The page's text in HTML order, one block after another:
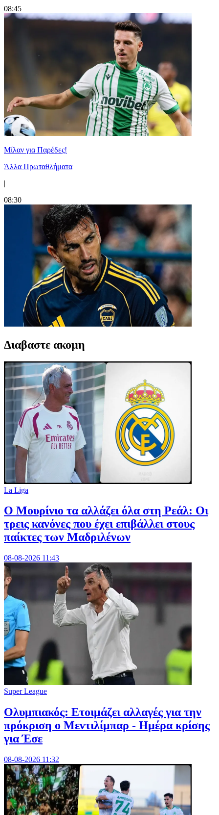
08:45
Μίλαν για Παρέδες!
Άλλα Πρωταθλήματα
|
08:30
Διαβαστε ακομη
La Liga
Ο Μουρίνιο τα αλλάζει όλα στη Ρεάλ: Οι
τρεις κανόνες που έχει επιβάλλει στους
παίκτες των Μαδριλένων
08-08-2026 11:43
Super League
Ολυμπιακός: Ετοιμάζει αλλαγές για την
πρόκριση ο Μεντιλίμπαρ - Ημέρα κρίσης
για Έσε
08-08-2026 11:32